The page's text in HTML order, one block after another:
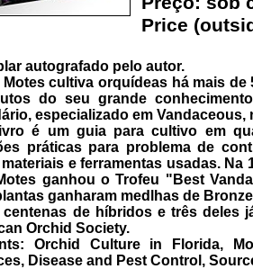
Price
autografado pelo autor.
Motes cultiva orquídeas há mais
do seu grande
especializado em Vandaceous,
é um guia para cultivo em
práticas para problema de
e ferramentas usadas. Na
ganhou o Trofeu "Best
ganharam medlhas de
centenas de híbridos e três deles
Orchid Society.
Orchid Culture in Florida,
Disease and Pest Control,